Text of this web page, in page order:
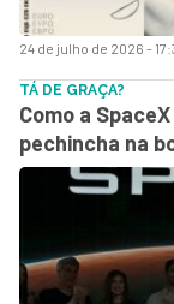
24 de julho de 2026 -
TÁ DE GRAÇA?
Como a
pechincha na